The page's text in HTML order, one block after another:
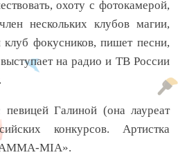
охоту с фотокамерой,
нескольких клубов магии,
клуб фокусников, пишет песни,
на радио и ТВ России
Галиной (она лауреат
конкурсов. Артистка
MIA».